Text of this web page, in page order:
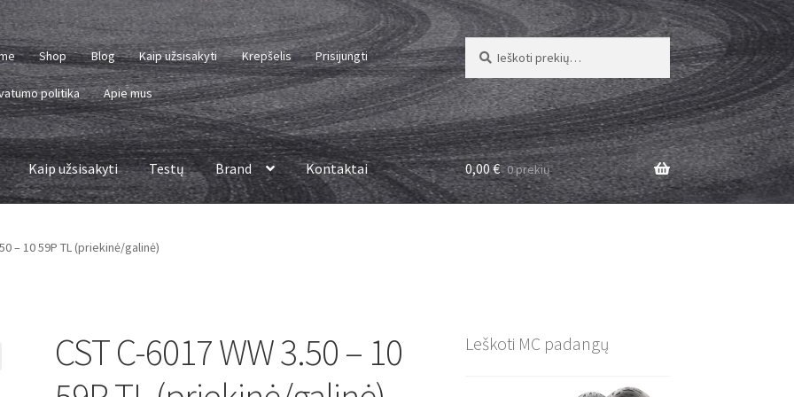
Shop Blog Kaip užsisakyti Krepšelis Prisijungti
politika Apie mus
Ieškoti:
Ieškoti
Kaip užsisakyti Testų Brand Kontaktai 0,00€ 0 prekių
– 10 59P TL (priekinė/galinė)
CST C-6017 WW 3.50 – 10
Leškoti MC padangų